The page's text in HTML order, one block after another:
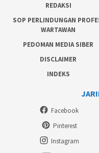
REDAKSI
SOP PERLINDUNGAN
WARTAWAN
PEDOMAN MEDIA SIBER
DISCLAIMER
INDEKS
Facebook
Pinterest
Instagram